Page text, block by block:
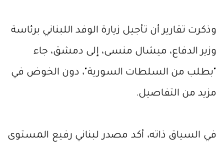
وذكرت تقارير أن تأجيل زيارة الوفد اللبناني برئاسة
وزير الدفاع، ميشال منسى، إلى دمشق، جاء
"بطلب من السلطات السورية"، دون الخوض في
مزيد من التفاصيل.
في السياق ذاته، أكد مصدر لبناني رفيع المستوى